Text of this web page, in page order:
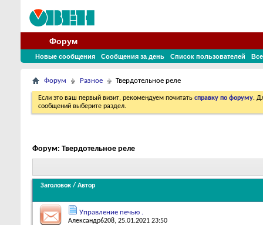
Форум
Новые сообщения Сообщения за день Список пользователей
Форум Разное Твердотельное реле
Если это ваш первый визит, рекомендуем почитать справку по форуму.
сообщений выберите раздел.
Форум: Твердотельное реле
Заголовок / Автор
Управление печью .
Александр6208, 25.01.2021 23:50